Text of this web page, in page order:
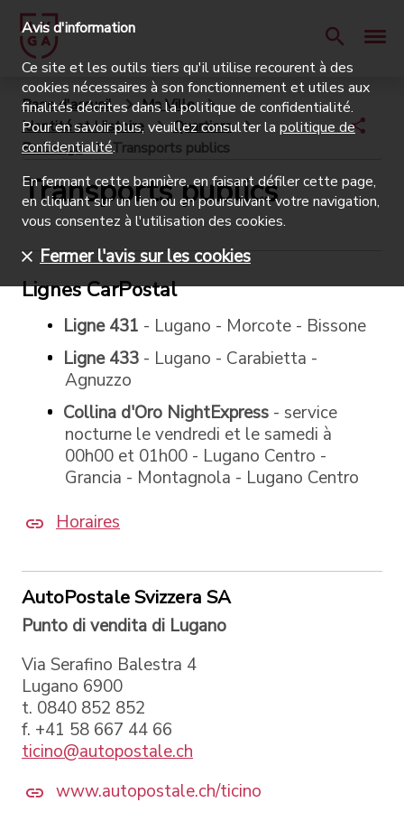
Page d'accueil
Ma Ville
Identité et Histoire
Quartiers
Barbengo
Transports publics
Transports publics
Lignes CarPostal
Ligne 431 - Lugano - Morcote - Bissone
Ligne 433 - Lugano - Carabietta -
Agnuzzo
Collina d'Oro NightExpress - service
nocturne le vendredi et le samedi à
00h00 et 01h00 - Lugano Centro -
Grancia - Montagnola - Lugano Centro
Horaires
AutoPostale Svizzera SA
Punto di vendita di Lugano
Via Serafino Balestra 4
Lugano 6900
t. 0840 852 852
f. +41 58 667 44 66
ticino@autopostale.ch
www.autopostale.ch/ticino
Avis d'information
Ce site et les outils tiers qu'il utilise recourent à des
cookies nécessaires à son fonctionnement et utiles aux
finalités décrites dans la politique de confidentialité.
Pour en savoir plus, veuillez consulter la politique de
confidentialité.
En fermant cette bannière, en faisant défiler cette page,
en cliquant sur un lien ou en poursuivant votre navigation,
vous consentez à l'utilisation des cookies.
Fermer l'avis sur les cookies